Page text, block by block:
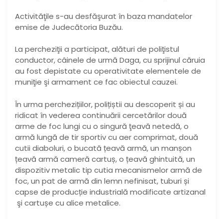
Activităţile s-au desfăşurat în baza mandatelor
emise de Judecătoria Buzău.
La percheziţii a participat, alături de poliţistul
conductor, câinele de urmă Daga, cu sprijinul căruia
au fost depistate cu operativitate elementele de
muniţie şi armament ce fac obiectul cauzei.
În urma perchezițiilor, polițiștii au descoperit și au
ridicat în vederea continuării cercetărilor două
arme de foc lungi cu o singură ţeavă netedă, o
armă lungă de tir sportiv cu aer comprimat, două
cutii diaboluri, o bucată țeavă armă, un manșon
țeavă armă cameră cartuș, o țeavă ghintuită, un
dispozitiv metalic tip cutia mecanismelor armă de
foc, un pat de armă din lemn nefinisat, tuburi și
capse de producție industrială modificate artizanal
şi cartușe cu alice metalice.